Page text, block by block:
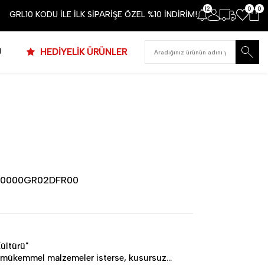
GRL10 KODU İLE İLK SİPARİŞE ÖZEL %10 İNDİRİM!
12 0 0
HEDİYELİK ÜRÜNLER
malzemeler isterse, kusursuz